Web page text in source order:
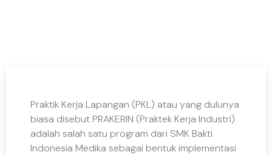
Praktik Kerja Lapangan (PKL) atau yang dulunya
biasa disebut PRAKERIN (Praktek Kerja Industri)
adalah salah satu program dari SMK Bakti
Indonesia Medika sebagai bentuk implementasi